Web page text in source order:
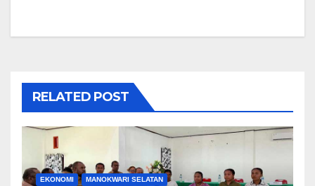
RELATED POST
EKONOMI MANOKWARI SELATAN